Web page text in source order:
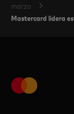
marzo
Mastercard lidera